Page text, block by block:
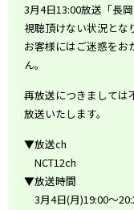
3月4日13:00放送「長
視聴頂けない状況とな
お客様にはご迷惑をお
ん。
再放送につきましては
放送いたします。
▼放送ch
NCT12ch
▼放送時間
3月4日(月)19:00〜